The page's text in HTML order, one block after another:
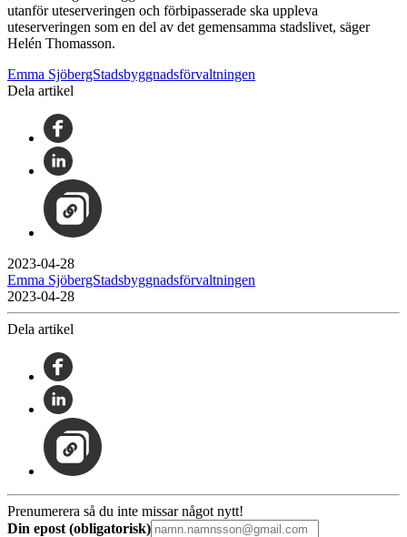
utanför uteserveringen och förbipasserade ska uppleva
uteserveringen som en del av det gemensamma stadslivet, säger
Helén Thomasson.
Emma SjöbergStadsbyggnadsförvaltningen
Dela artikel
2023-04-28
Emma SjöbergStadsbyggnadsförvaltningen
2023-04-28
Dela artikel
Prenumerera så du inte missar något nytt!
Din epost (obligatorisk)